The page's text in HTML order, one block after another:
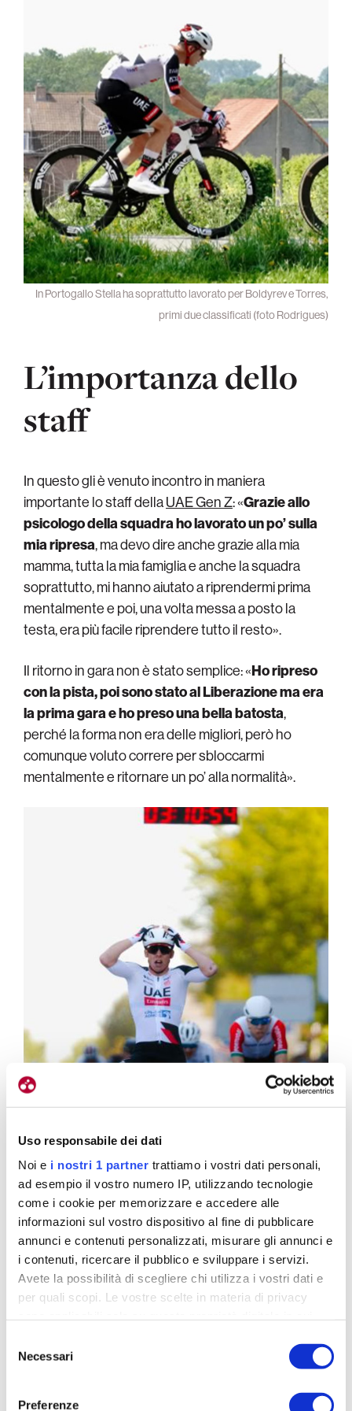
Uso responsabile dei dati
Noi e i nostri 1 partner trattiamo i vostri dati personali,
ad esempio il vostro numero IP, utilizzando tecnologie
come i cookie per memorizzare e accedere alle
informazioni sul vostro dispositivo al fine di pubblicare
annunci e contenuti personalizzati, misurare gli annunci e
i contenuti, ricercare il pubblico e sviluppare i servizi.
Avete la possibilità di scegliere chi utilizza i vostri dati e
per quali scopi. Le vostre scelte in materia di privacy
revocare il proprio consenso in qualsiasi momento dalla
Dichiarazione sui cookie o facendo clic sull'icona di
delNecessari
Preferenze
In Portogallo Stella ha soprattutto lavorato per Boldyrev e Torres,
primi due classificati (foto Rodrigues)
L’importanza dello
staff
In questo gli è venuto incontro in maniera
importante lo staff dellaUAE Gen Z: «Grazie allo
psicologo della squadra ho lavorato un po’ sulla
mia ripresa, ma devo dire anche grazie alla mia
mamma, tutta la mia famiglia e anche la squadra
soprattutto, mi hanno aiutato a riprendermi prima
mentalmente e poi, una volta messa a posto la
testa, era più facile riprendere tutto il resto».
Il ritorno in gara non è stato semplice: «Ho ripreso
con la pista, poi sono stato al Liberazione ma era
la prima gara e ho preso una bella batosta,
perché la forma non era delle migliori, però ho
comunque voluto correre per sbloccarmi
mentalmente e ritornare un po’ alla normalità».
Lo sprint della rinascita a Espinho, battendo Roca (ESP) e Martins
(POR, foto Rodrigues)
Prima il Giro Next
Gen, poi la pista